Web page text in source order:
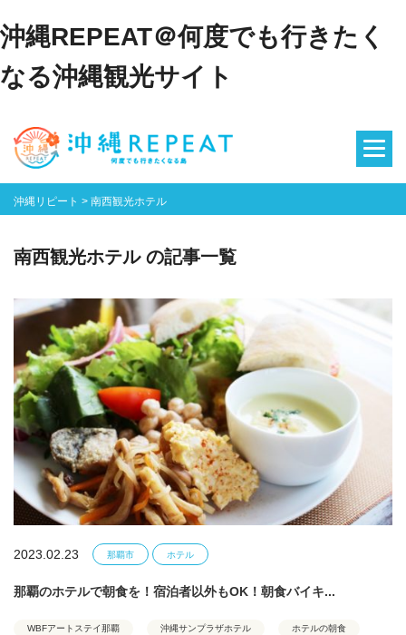
沖縄REPEAT＠何度でも行きたく
なる沖縄観光サイト
沖縄リピート > 南西観光ホテル
南西観光ホテル の記事一覧
2023.02.23 那覇市 ホテル
那覇のホテルで朝食を！宿泊者以外もOK！朝食バイキ...
WBFアートステイ那覇 沖縄サンプラザホテル ホテルの朝食